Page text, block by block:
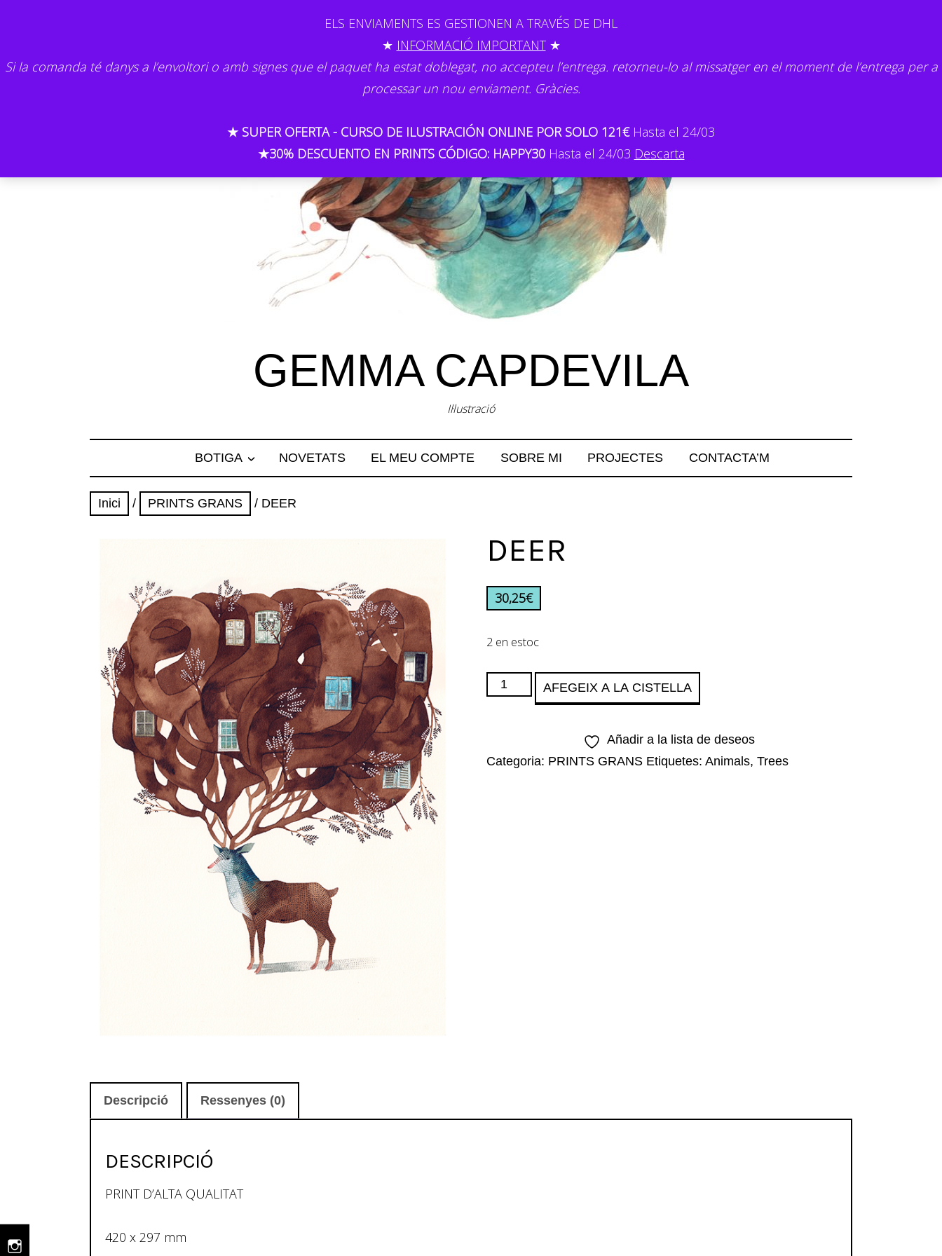
GEMMA CAPDEVILA
Il·lustració
BOTIGA NOVETATS EL MEU COMPTE SOBRE MI PROJECTES CONTACTA’M
Instagram
Inici / PRINTS GRANS / DEER
DEER
30,25€
2 en estoc
quantitat
AFEGEIX A LA CISTELLA
Añadir a la lista de deseos
Categoria: PRINTS GRANS Etiquetes: Animals, Trees
Descripció Ressenyes (0)
DESCRIPCIÓ
PRINT D’ALTA QUALITAT
420 x 297 mm
ELS ENVIAMENTS ES GESTIONEN A TRAVÉS DE DHL
★ INFORMACIÓ IMPORTANT★
Si la comanda té danys a l’envoltori o amb signes que el paquet ha estat doblegat, no accepteu l’entrega. retorneu-lo al missatger en el moment de l’entrega per a
processar un nou enviament. Gràcies.
★ SUPER OFERTA - CURSO DE ILUSTRACIÓN ONLINE POR SOLO 121€ Hasta el 24/03
★30% DESCUENTO EN PRINTS CÓDIGO: HAPPY30 Hasta el 24/03 Descarta